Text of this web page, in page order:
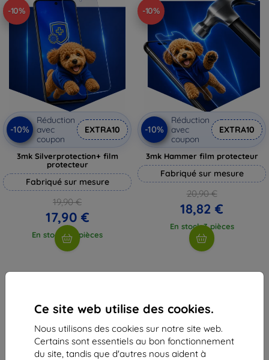
Ce site web utilise des cookies.
Nous utilisons des cookies sur notre site web.
Certains sont essentiels au bon fonctionnement
du site, tandis que d'autres nous aident à
-10%
-10%
Réduction
avec
coupon
EXTRA10
3mk Silverprotection+ film
protecteur
Fabriqué sur mesure
19,90 €
17,90 €
En stock > 5 pièces
-10%
-10%
Réduction
avec
coupon
EXTRA10
3mk Hammer film protecteur
Fabriqué sur mesure
20,90 €
18,82 €
En stock 3 pièces